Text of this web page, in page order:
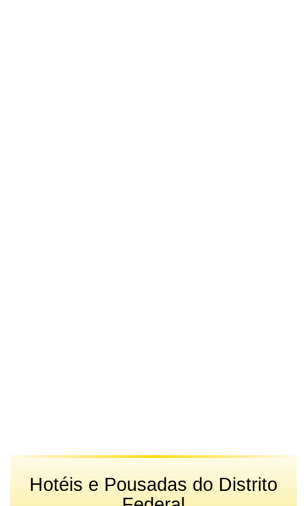
Hotéis e Pousadas do Distrito